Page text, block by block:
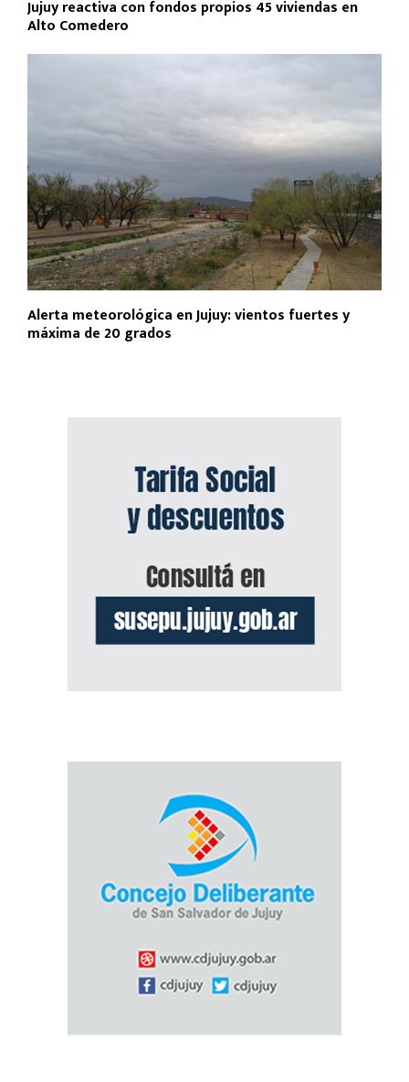
Jujuy reactiva con fondos propios 45 viviendas en
Alto Comedero
Alerta meteorológica en Jujuy: vientos fuertes y
máxima de 20 grados